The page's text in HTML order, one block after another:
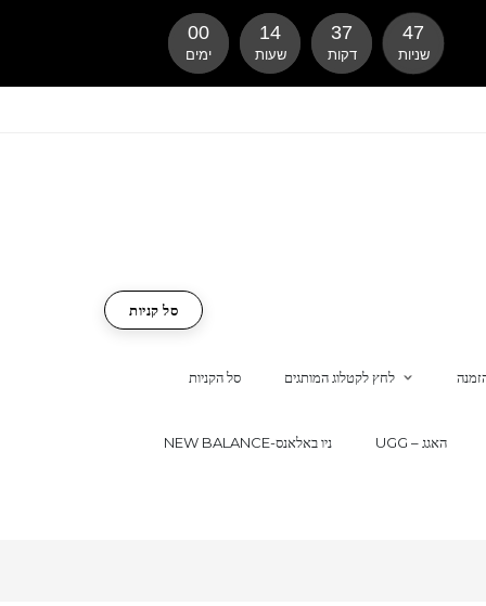
סל הקניות לחץ לקטלוג המותגים
NEW BALANCE-ניו באלאנס UGG – האגג
סל קניות
00
ימים
14
שעות
37
דקות
46
שניות